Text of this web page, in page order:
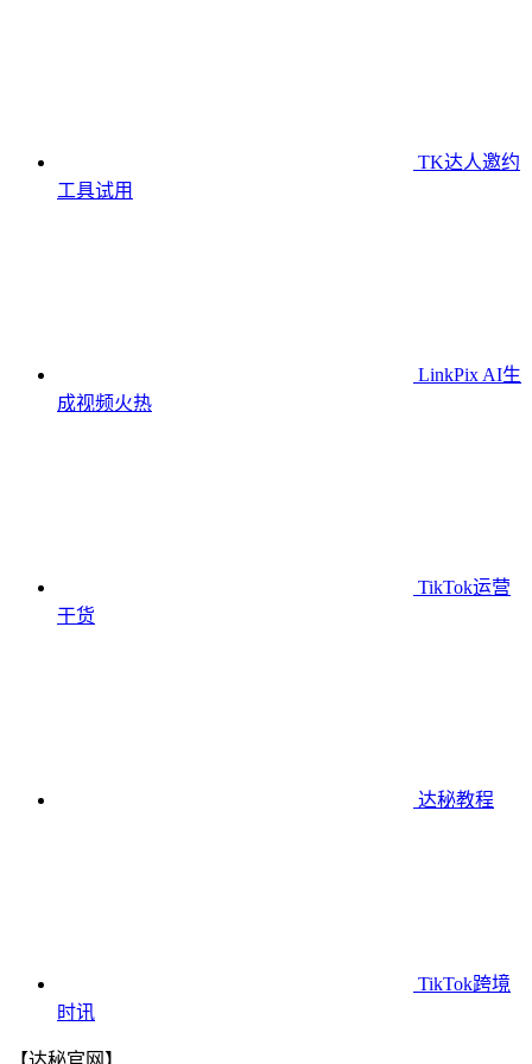
TK达人邀约
工具试用
LinkPix AI生
成视频火热
TikTok运营
干货
达秘教程
TikTok跨境
时讯
【达秘官网】